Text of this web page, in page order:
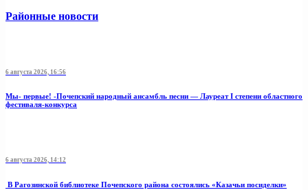
Районные новости
6 августа 2026, 16:56
Мы- первые! -Почепский народный ансамбль песни — Лауреат I степени областного
фестиваля-конкурса
6 августа 2026, 14:12
В Рагозинской библиотеке Почепского района состоялись «Казачьи посиделки»